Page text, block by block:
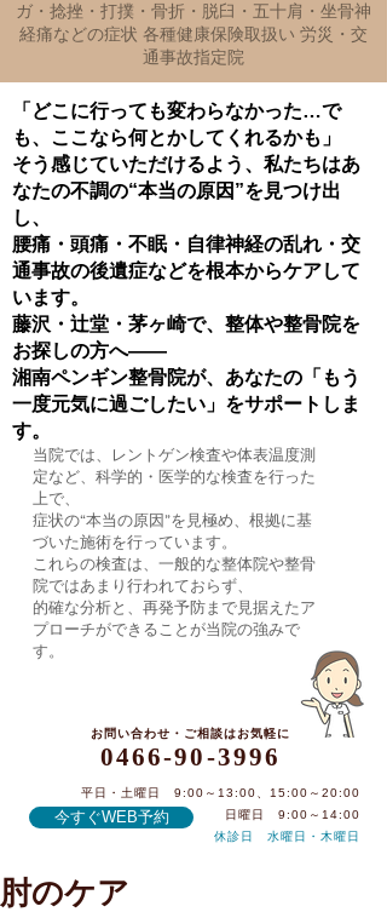
ガ・捻挫・打撲・骨折・脱臼・五十肩・坐骨神
経痛などの症状 各種健康保険取扱い 労災・交
通事故指定院
「どこに行っても変わらなかった…で
も、ここなら何とかしてくれるかも」
そう感じていただけるよう、私たちはあ
なたの不調の“本当の原因”を見つけ出
し、
腰痛・頭痛・不眠・自律神経の乱れ・交
通事故の後遺症などを根本からケアして
います。
藤沢・辻堂・茅ヶ崎で、整体や整骨院を
お探しの方へ――
湘南ペンギン整骨院が、あなたの「もう
一度元気に過ごしたい」をサポートしま
す。
0466-90-3996
お問い合わせ・ご相談はお気軽に
当院では、レントゲン検査や体表温度測
定など、科学的・医学的な検査を行った
上で、
症状の“本当の原因”を見極め、根拠に基
づいた施術を行っています。
これらの検査は、一般的な整体院や整骨
院ではあまり行われておらず、
的確な分析と、再発予防まで見据えたア
プローチができることが当院の強みで
す。
平日・土曜日 9:00～13:00、15:00～20:00
日曜日 9:00～14:00
休診日 水曜日・木曜日
今すぐWEB予約
0466-90-3996
肘のケア